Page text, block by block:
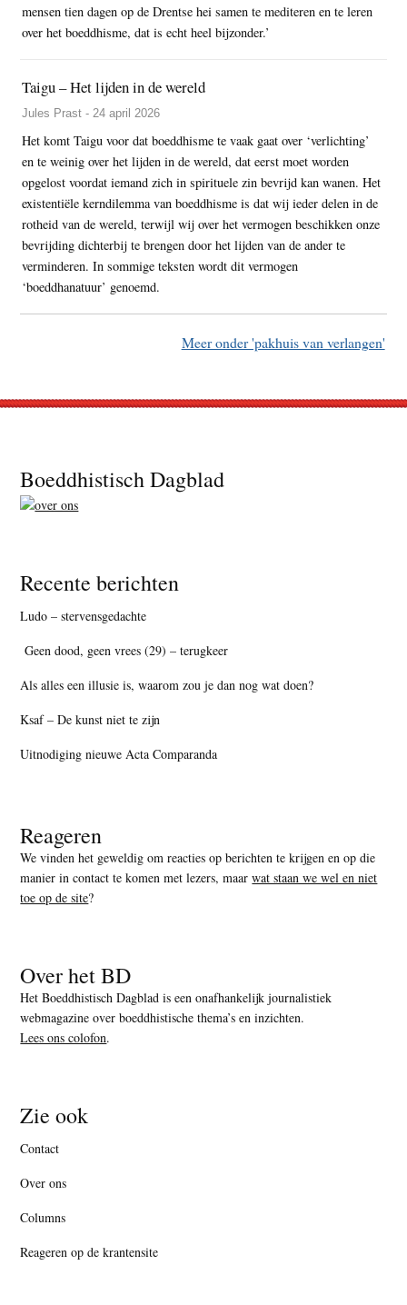
mensen tien dagen op de Drentse hei samen te mediteren en te leren
over het boeddhisme, dat is echt heel bijzonder.’
Taigu – Het lijden in de wereld
Jules Prast - 24 april 2026
Het komt Taigu voor dat boeddhisme te vaak gaat over ‘verlichting’
en te weinig over het lijden in de wereld, dat eerst moet worden
opgelost voordat iemand zich in spirituele zin bevrijd kan wanen. Het
existentiële kerndilemma van boeddhisme is dat wij ieder delen in de
rotheid van de wereld, terwijl wij over het vermogen beschikken onze
bevrijding dichterbij te brengen door het lijden van de ander te
verminderen. In sommige teksten wordt dit vermogen
‘boeddhanatuur’ genoemd.
Meer onder 'pakhuis van verlangen'
Footer
Boeddhistisch Dagblad
Recente berichten
Ludo – stervensgedachte
Geen dood, geen vrees (29) – terugkeer
Als alles een illusie is, waarom zou je dan nog wat doen?
Ksaf – De kunst niet te zijn
Uitnodiging nieuwe Acta Comparanda
Reageren
We vinden het geweldig om reacties op berichten te krijgen en op die
manier in contact te komen met lezers, maarwat staan we wel en niet
toe op de site?
Over het BD
Het Boeddhistisch Dagblad is een onafhankelijk journalistiek
webmagazine over boeddhistische thema’s en inzichten.
Lees ons colofon.
Zie ook
Contact
Over ons
Columns
Reageren op de krantensite